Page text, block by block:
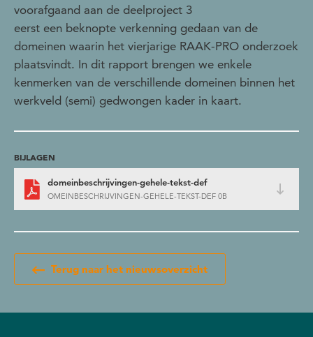
voorafgaand aan de deelproject 3
eerst een beknopte verkenning gedaan van de
domeinen waarin het vierjarige RAAK-PRO onderzoek
plaatsvindt. In dit rapport brengen we enkele
kenmerken van de verschillende domeinen binnen het
werkveld (semi) gedwongen kader in kaart.
BIJLAGEN
domeinbeschrijvingen-gehele-tekst-def
OMEINBESCHRIJVINGEN-GEHELE-TEKST-DEF 0B
Terug naar het nieuwsoverzicht